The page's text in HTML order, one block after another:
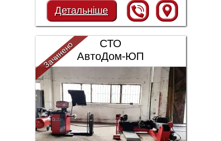
Детальніше
СТО
АвтоДом-ЮП
Зачинено